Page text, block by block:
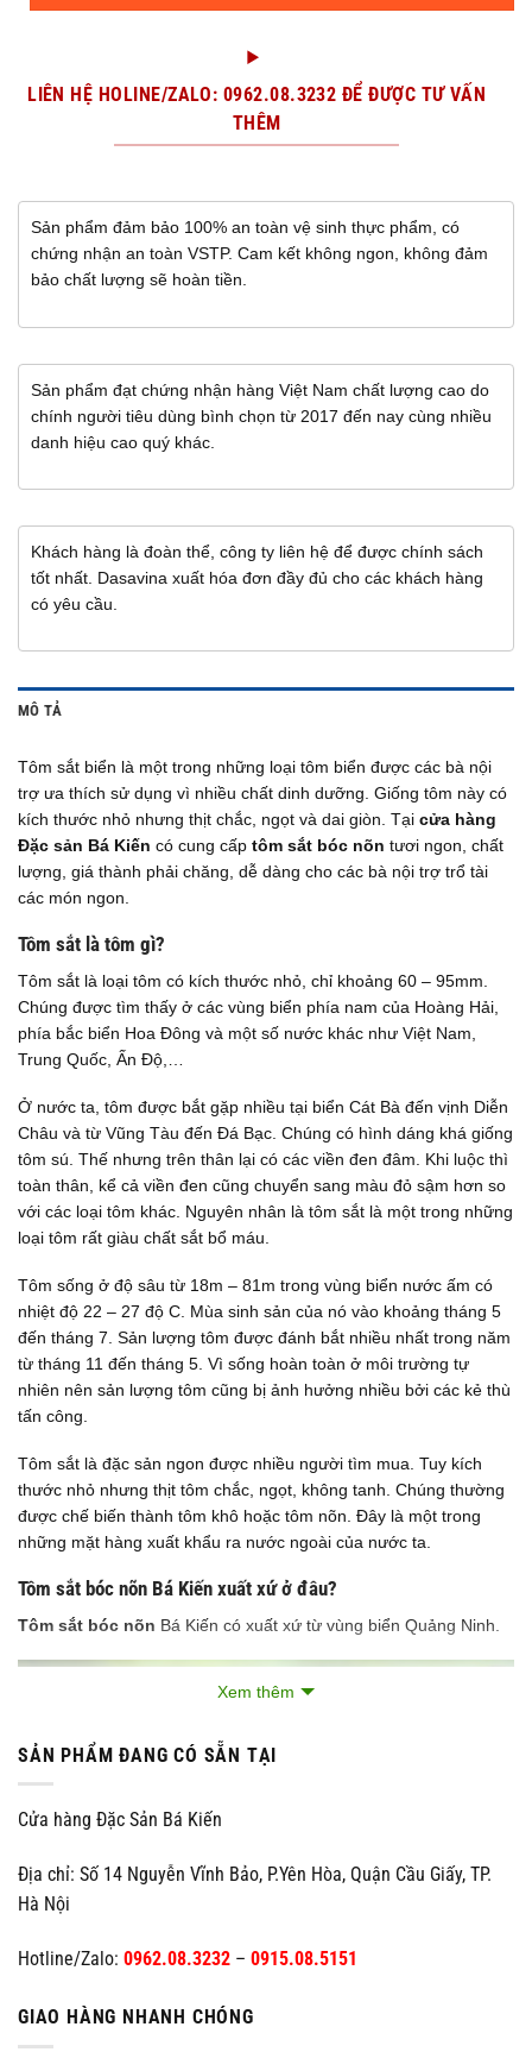
LIÊN HỆ HOLINE/ZALO: 0962.08.3232 ĐỂ ĐƯỢC TƯ VẤN
THÊM
Sản phẩm đảm bảo 100% an toàn vệ sinh thực phẩm, có
chứng nhận an toàn VSTP. Cam kết không ngon, không đảm
bảo chất lượng sẽ hoàn tiền.
Sản phẩm đạt chứng nhận hàng Việt Nam chất lượng cao do
chính người tiêu dùng bình chọn từ 2017 đến nay cùng nhiều
danh hiệu cao quý khác.
Khách hàng là đoàn thể, công ty liên hệ để được chính sách
tốt nhất. Dasavina xuất hóa đơn đầy đủ cho các khách hàng
có yêu cầu.
MÔ TẢ
Tôm sắt biển là một trong những loại tôm biển được các bà nội
trợ ưa thích sử dụng vì nhiều chất dinh dưỡng. Giống tôm này có
kích thước nhỏ nhưng thịt chắc, ngọt và dai giòn. Tại cửa hàng
Đặc sản Bá Kiến có cung cấp tôm sắt bóc nõn tươi ngon, chất
lượng, giá thành phải chăng, dễ dàng cho các bà nội trợ trổ tài
các món ngon.
Tôm sắt là tôm gì?
Tôm sắt là loại tôm có kích thước nhỏ, chỉ khoảng 60 – 95mm.
Chúng được tìm thấy ở các vùng biển phía nam của Hoàng Hải,
phía bắc biển Hoa Đông và một số nước khác như Việt Nam,
Trung Quốc, Ấn Độ,…
Ở nước ta, tôm được bắt gặp nhiều tại biển Cát Bà đến vịnh Diễn
Châu và từ Vũng Tàu đến Đá Bạc. Chúng có hình dáng khá giống
tôm sú. Thế nhưng trên thân lại có các viền đen đâm. Khi luộc thì
toàn thân, kể cả viền đen cũng chuyển sang màu đỏ sậm hơn so
với các loại tôm khác. Nguyên nhân là tôm sắt là một trong những
loại tôm rất giàu chất sắt bổ máu.
Tôm sống ở độ sâu từ 18m – 81m trong vùng biển nước ấm có
nhiệt độ 22 – 27 độ C. Mùa sinh sản của nó vào khoảng tháng 5
đến tháng 7. Sản lượng tôm được đánh bắt nhiều nhất trong năm
từ tháng 11 đến tháng 5. Vì sống hoàn toàn ở môi trường tự
nhiên nên sản lượng tôm cũng bị ảnh hưởng nhiều bởi các kẻ thù
tấn công.
Tôm sắt là đặc sản ngon được nhiều người tìm mua. Tuy kích
thước nhỏ nhưng thịt tôm chắc, ngọt, không tanh. Chúng thường
được chế biến thành tôm khô hoặc tôm nõn. Đây là một trong
những mặt hàng xuất khẩu ra nước ngoài của nước ta.
Tôm sắt bóc nõn Bá Kiến xuất xứ ở đâu?
Tôm sắt bóc nõn Bá Kiến có xuất xứ từ vùng biển Quảng Ninh.
Xem thêm
SẢN PHẨM ĐANG CÓ SẴN TẠI
Cửa hàng Đặc Sản Bá Kiến
Địa chỉ: Số 14 Nguyễn Vĩnh Bảo, P.Yên Hòa, Quận Cầu Giấy, TP.
Hà Nội
Hotline/Zalo: 0962.08.3232 – 0915.08.5151
GIAO HÀNG NHANH CHÓNG